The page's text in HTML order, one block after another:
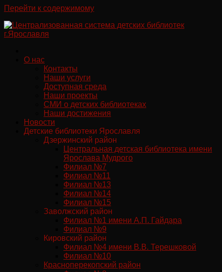
Перейти к содержимому
О нас
Контакты
Наши услуги
Доступная среда
Наши проекты
СМИ о детских библиотеках
Наши достижения
Новости
Детские библиотеки Ярославля
Дзержинский район
Центральная детская библиотека имени
Ярослава Мудрого
Филиал №7
Филиал №11
Филиал №13
Филиал №14
Филиал №15
Заволжский район
Филиал №1 имени А.П. Гайдара
Филиал №9
Кировский район
Филиал №4 имени В.В. Терешковой
Филиал №10
Красноперекопский район